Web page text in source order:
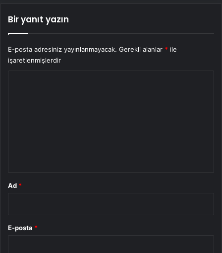
Bir yanıt yazın
E-posta adresiniz yayınlanmayacak. Gerekli alanlar * ile
işaretlenmişlerdir
Ad *
E-posta *